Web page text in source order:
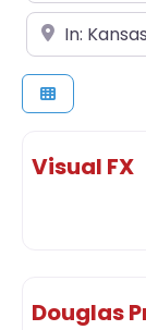
In der Nähe
Visual FX
Douglas